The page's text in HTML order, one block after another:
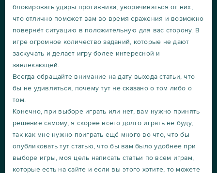
блокировать удары противника, уворачиваться от них,
что отлично поможет вам во время сражения и возможно
повернёт ситуацию в положительную для вас сторону. В
игре огромное количество заданий, которые не дают
заскучать и делает игру более интересной и
завлекающей.
Всегда обращайте внимание на дату выхода статьи, что
бы не удивляться, почему тут не сказано о том либо о
том.
Конечно, при выборе играть или нет, вам нужно принять
решение самому, я скорее всего долго играть не буду,
так как мне нужно поиграть ещё много во что, что бы
опубликовать тут статью, что бы вам было удобнее при
выборе игры, моя цель написать статьи по всем играм,
которые есть на сайте и если вы этого хотите, то можете